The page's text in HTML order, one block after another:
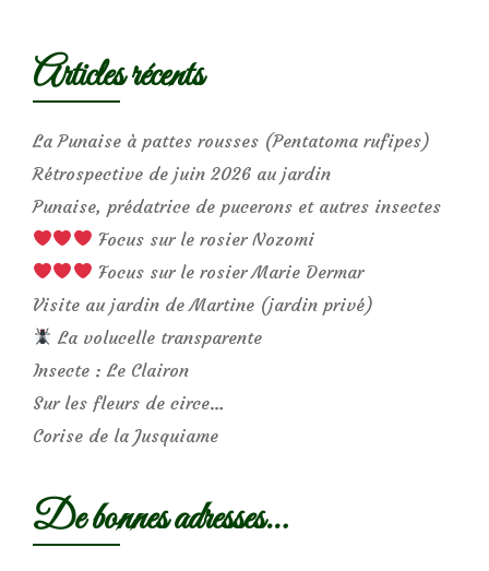
Articles récents
La Punaise à pattes rousses (Pentatoma rufipes)
Rétrospective de juin 2026 au jardin
Punaise, prédatrice de pucerons et autres insectes
Focus sur le rosier Nozomi
Focus sur le rosier Marie Dermar
Visite au jardin de Martine (jardin privé)
La volucelle transparente
Insecte : Le Clairon
Sur les fleurs de circe…
Corise de la Jusquiame
De bonnes adresses…